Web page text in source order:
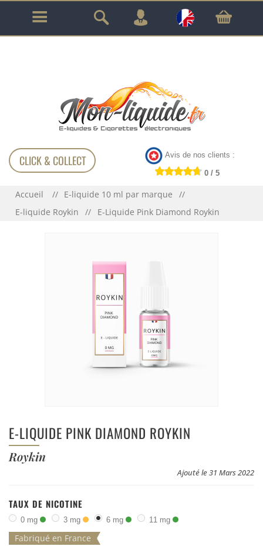
GARANTIE À VIE SUR TOUT LE MATÉRIEL
!!!
CLICK & COLLECT Avis de nos clients :
0 / 5
Accueil
E-liquide 10 ml par marque
E-liquide Roykin
E-Liquide Pink Diamond Roykin
E-LIQUIDE PINK DIAMOND ROYKIN
Roykin
Ajouté le 31 Mars 2022
TAUX DE NICOTINE
0 mg 3 mg 6 mg 11 mg
Fabriqué en France